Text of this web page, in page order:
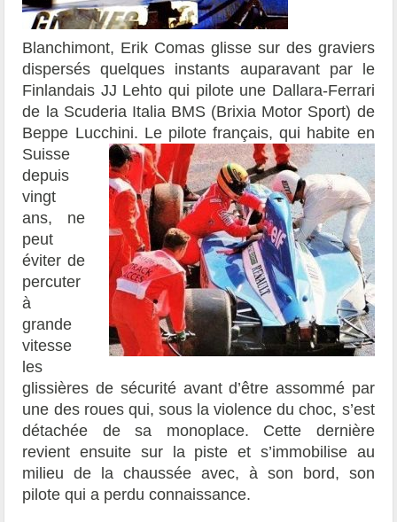
Blanchimont, Erik Comas glisse sur des graviers
dispersés quelques instants auparavant par le
Finlandais JJ Lehto qui pilote une Dallara-Ferrari
de la Scuderia Italia BMS (Brixia Motor Sport) de
Beppe Lucchini. Le pilote français, qui habite en
Suisse
depuis
vingt
ans, ne
peut
éviter de
percuter
à
grande
vitesse
les
glissières de sécurité avant d’être assommé par
une des roues qui, sous la violence du choc, s’est
détachée de sa monoplace. Cette dernière
revient ensuite sur la piste et s’immobilise au
milieu de la chaussée avec, à son bord, son
pilote qui a perdu connaissance.